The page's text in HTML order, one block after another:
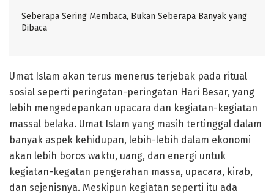
Seberapa Sering Membaca, Bukan Seberapa Banyak yang
Dibaca
Umat Islam akan terus menerus terjebak pada ritual
sosial seperti peringatan-peringatan Hari Besar, yang
lebih mengedepankan upacara dan kegiatan-kegiatan
massal belaka. Umat Islam yang masih tertinggal dalam
banyak aspek kehidupan, lebih-lebih dalam ekonomi
akan lebih boros waktu, uang, dan energi untuk
kegiatan-kegatan pengerahan massa, upacara, kirab,
dan sejenisnya. Meskipun kegiatan seperti itu ada